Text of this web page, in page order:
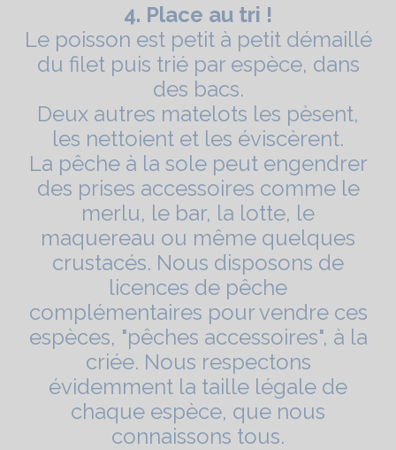
4. Place au tri !
Le poisson est petit à petit démaillé
du filet puis trié par espèce, dans
des bacs.
Deux autres matelots les pèsent,
les nettoient et les éviscèrent.
La pêche à la sole peut engendrer
des prises accessoires comme le
merlu, le bar, la lotte, le
maquereau ou même quelques
crustacés. Nous disposons de
licences de pêche
complémentaires pour vendre ces
espèces, "pêches accessoires", à la
criée. Nous respectons
évidemment la taille légale de
chaque espèce, que nous
connaissons tous.